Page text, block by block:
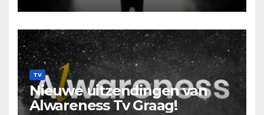
TV
Nieuwe uitzendingen van
Alwareness Tv Graag!